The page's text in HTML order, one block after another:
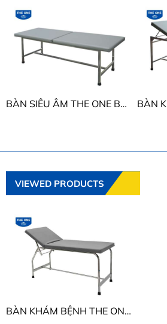
BÀN SIÊU ÂM THE ONE BSA01
VIEWED PRODUCTS
BÀN KHÁM BỆNH THE ONE BKB02